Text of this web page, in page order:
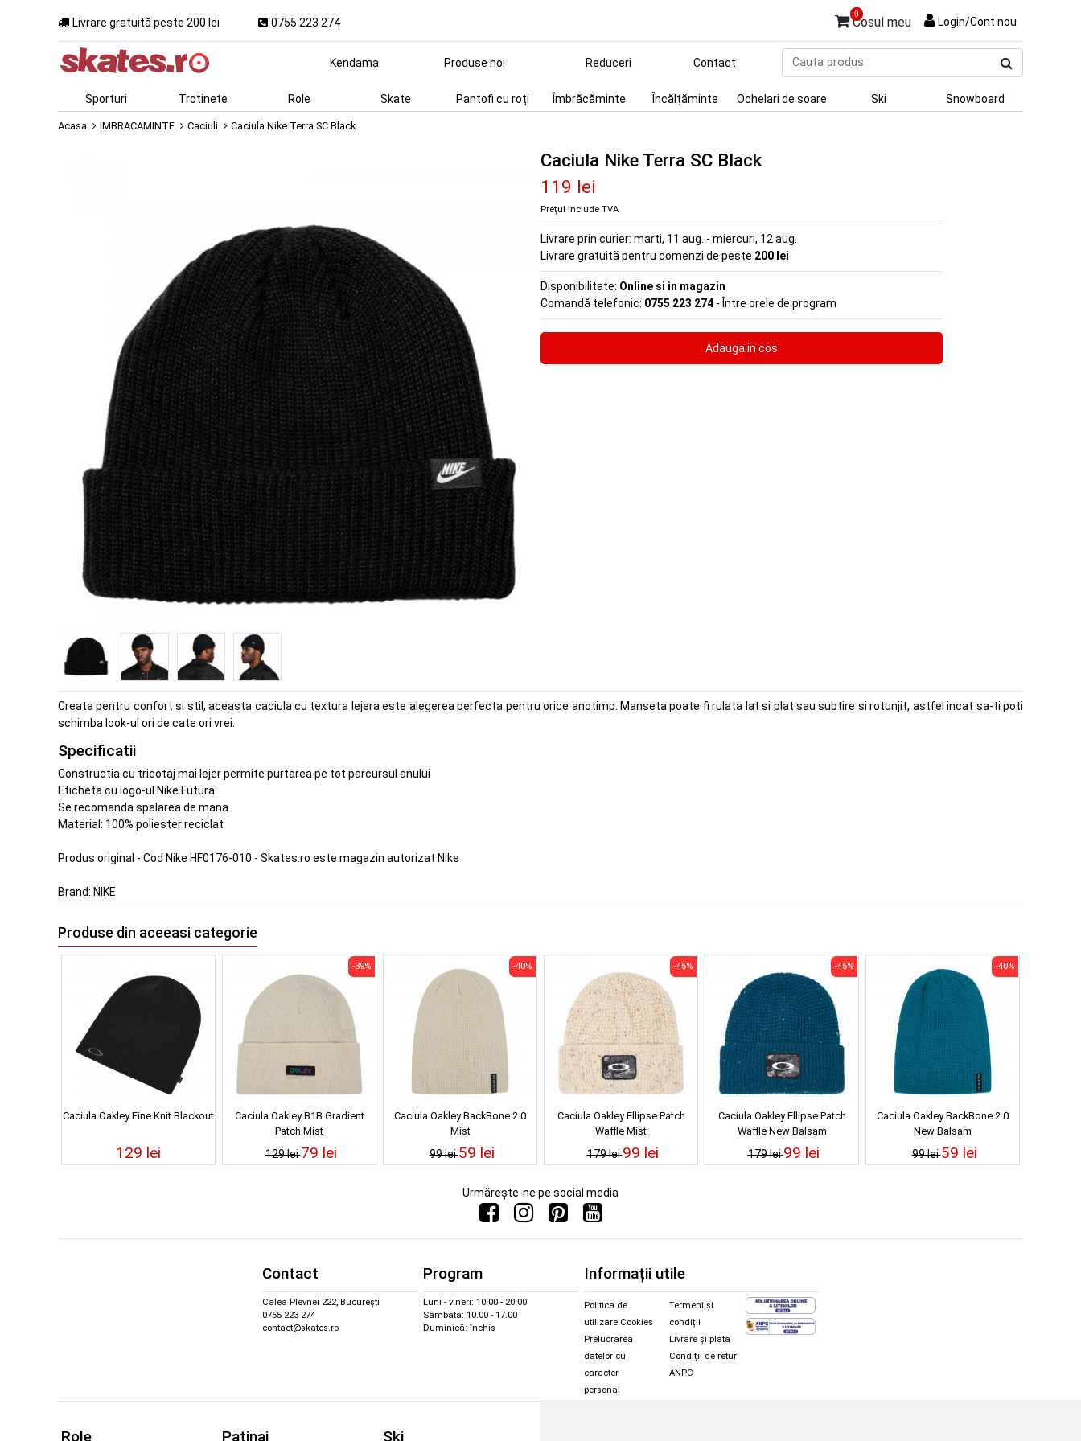
Livrare gratuită peste 200 lei 0755 223 274
0
Cosul meu Login/Cont nou
produs
Kendama Produse noi Reduceri Contact
Sporturi Trotinete Role Skate Pantofi cu roți Îmbrăcăminte Încălțăminte Ochelari de soare Ski Snowboard
Acasa IMBRACAMINTE Caciuli Caciula Nike Terra SC Black
Caciula Nike Terra SC Black
119 lei
Prețul include TVA
Livrare prin curier: marti, 11 aug. - miercuri, 12 aug.
Livrare gratuită pentru comenzi de peste 200 lei
Disponibilitate: Online si in magazin
Comandă telefonic: 0755 223 274 - Între orele de program
Creata pentru confort si stil, aceasta caciula cu textura lejera este alegerea perfecta pentru orice anotimp. Manseta poate fi rulata lat si plat sau subtire si rotunjit, astfel incat sa-ti poti
schimba look-ul ori de cate ori vrei.
Specificatii
Constructia cu tricotaj mai lejer permite purtarea pe tot parcursul anului
Eticheta cu logo-ul Nike Futura
Se recomanda spalarea de mana
Material: 100% poliester reciclat
Produs original - Cod Nike HF0176-010 - Skates.ro este magazin autorizat Nike
Brand: NIKE
Produse din aceeasi categorie
Caciula Oakley Fine Knit Blackout
129 lei
Caciula Oakley B1B Gradient
Patch Mist
129 lei
-39%
79 lei
Caciula Oakley BackBone 2.0
Mist
99 lei
-40%
59 lei
Caciula Oakley Ellipse Patch
Waffle Mist
179 lei
-45%
99 lei
Caciula Oakley Ellipse Patch
Waffle New Balsam
179 lei
-45%
99 lei
Caciula Oakley BackBone 2.0
New Balsam
99 lei
-40%
59 lei
Urmărește-ne pe social media
Contact
Calea Plevnei 222, București
0755 223 274
contact@skates.ro
Program
Luni - vineri: 10.00 - 20.00
Sâmbătă: 10.00 - 17.00
Duminică: închis
Informații utile
Politica de
utilizare Cookies
Prelucrarea
datelor cu
caracter
personal
Termeni și
condiții
Livrare și plată
Condiții de retur
ANPC
Role Patinaj Ski